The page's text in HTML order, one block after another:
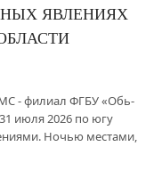
ЯВЛЕНИЯХ
- филиал ФГБУ «Обь-
июля 2026 по югу
Ночью местами,